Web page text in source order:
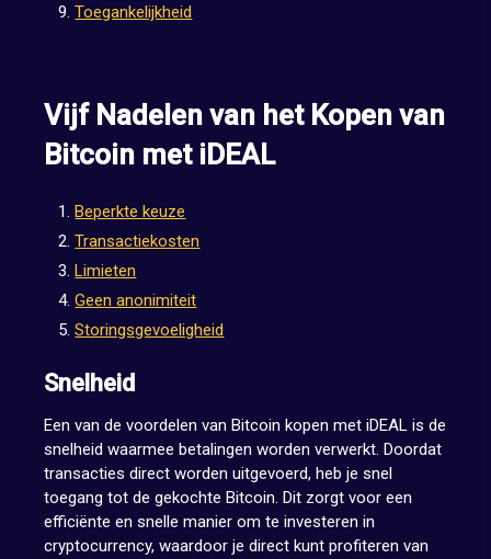
Toegankelijkheid
Vijf Nadelen van het Kopen van
Bitcoin met iDEAL
Beperkte keuze
Transactiekosten
Limieten
Geen anonimiteit
Storingsgevoeligheid
Snelheid
Een van de voordelen van Bitcoin kopen met iDEAL is de
snelheid waarmee betalingen worden verwerkt. Doordat
transacties direct worden uitgevoerd, heb je snel
toegang tot de gekochte Bitcoin. Dit zorgt voor een
efficiënte en snelle manier om te investeren in
cryptocurrency, waardoor je direct kunt profiteren van